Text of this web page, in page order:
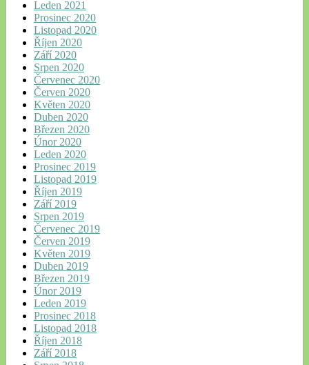
Leden 2021
Prosinec 2020
Listopad 2020
Říjen 2020
Září 2020
Srpen 2020
Červenec 2020
Červen 2020
Květen 2020
Duben 2020
Březen 2020
Únor 2020
Leden 2020
Prosinec 2019
Listopad 2019
Říjen 2019
Září 2019
Srpen 2019
Červenec 2019
Červen 2019
Květen 2019
Duben 2019
Březen 2019
Únor 2019
Leden 2019
Prosinec 2018
Listopad 2018
Říjen 2018
Září 2018